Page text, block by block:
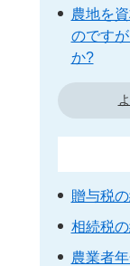
農地を
のです
か?
贈与税
相続税
農業者